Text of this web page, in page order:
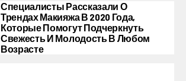
Специалисты Рассказали О
Трендах Макияжа В 2020 Года,
Которые Помогут Подчеркнуть
Свежесть И Молодость В Любом
Возрасте